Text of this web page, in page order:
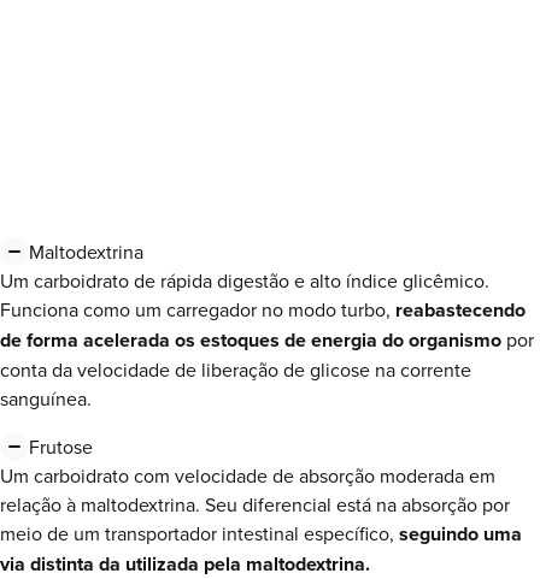
Maltodextrina
Um carboidrato de rápida digestão e alto índice glicêmico.
Funciona como um carregador no modo turbo, reabastecendo
de forma acelerada os estoques de energia do organismo por
conta da velocidade de liberação de glicose na corrente
sanguínea.
Frutose
Um carboidrato com velocidade de absorção moderada em
relação à maltodextrina. Seu diferencial está na absorção por
meio de um transportador intestinal específico, seguindo uma
via distinta da utilizada pela maltodextrina.